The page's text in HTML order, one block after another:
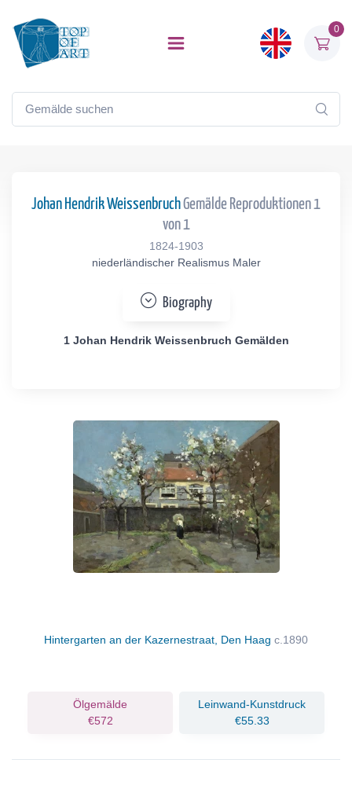
0
Johan Hendrik WeissenbruchGemälde Reproduktionen 1
von 1
1824-1903
niederländischer Realismus Maler
Biography
1 Johan Hendrik Weissenbruch Gemälden
Hintergarten an der Kazernestraat, Den Haag c.1890
Ölgemälde
€572
Leinwand-Kunstdruck
€55.33